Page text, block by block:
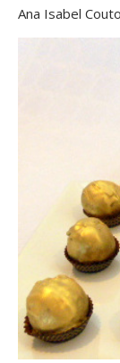
Ana Isabel